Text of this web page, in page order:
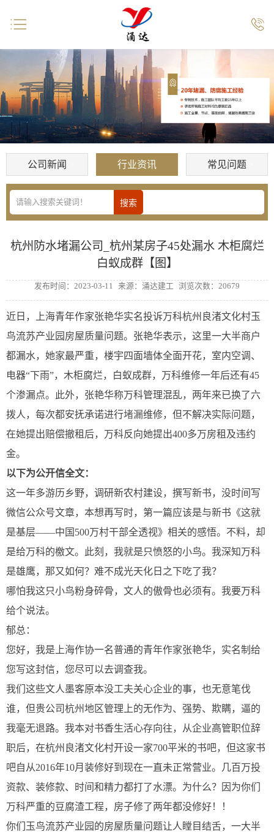
公司新闻 行业资讯 常见问题
杭州防水堵漏公司_杭州某房子45处漏水 木柜腐烂
白蚁成群【图】
发布时间：2023-03-11 来源：涌达建工 浏览次数：20679
近日，上海青年作家张艳华实名投诉万科杭州良渚文化村玉
鸟流苏产业园房屋质量问题。张艳华表示，这里一大半商户
都漏水，她家最严重，楼宇四面墙体全面开花，室内空调、
电器“下雨”，木柜腐烂，白蚁成群，万科维修一年后还有45
个渗漏点。此外，张艳华称万科管理混乱，两年来已换了六
拨人，每次都安抚承诺进行堵漏维修，但不解决实际问题，
在她提出赔偿撤租后，万科反向她提出400多万房租及违约
金。
以下为公开信全文：
这一年多游历乡野，调研新农村建设，撰写新书，没时间写
微信公众号文章，本想再写时，第一篇应该是与新书《这就
是基层——中国500万村干部全透视》相关的感悟。不料，却
是给万科的檄文。此刻，我就是只愤怒的小鸟。我深知万科
是雄鹰，那又如何？难不成光天化日之下吃了我？
哪怕我这只小鸟粉身碎骨，文人的傲骨也必须有。我要万科
给个说法。
郁总：
您好，我是上海作协一名普通的青年作家张艳华，实名制给
您写这封信，您尽可以去调查我。
我们这些文人墨客原本没工夫关心企业的事，也无意笔伐
谁，但贵公司杭州地区管理上的无作为、强势、欺瞒，逼的
我毫无退路。我本对书香生活心存向往，从企业高管职位辞
职后，在杭州良渚文化村开设一家700平米的书吧，但这家书
吧自从2016年10月装修好到现在一直未正常营业。几百万投
资款、装修款、时间和精力都打了水漂。为什么？因为你们
万科严重的豆腐渣工程，房子修了两年都没修好！！
你们玉鸟流苏产业园的房屋质量问题让人瞠目结舌，一大半
 